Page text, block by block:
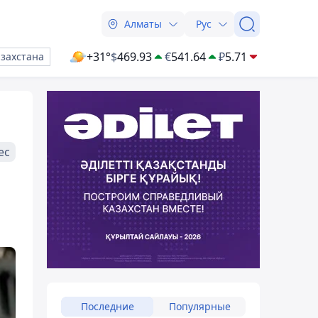
Алматы Рус
+31°$469.93 €541.64 ₽5.71
Последние Популярные